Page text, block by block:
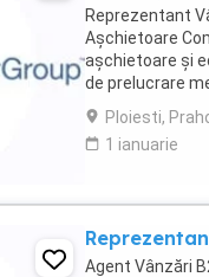
Reprezentant
Așchietoare
așchietoare și
de prelucrare
Tehnice pentru
Ploiesti,
1 ianuarie
Agent Vânzări